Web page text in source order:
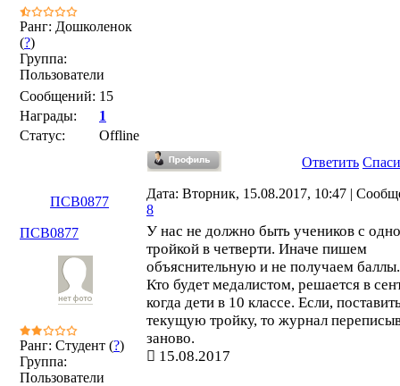
Ранг: Дошколенок
(?)
Группа:
Пользователи
Сообщений: 15
Награды:
1
Статус:
Offline
Ответить
ПСВ0877
Дата: Вторник, 15.08.2017, 10:47 |
8
ПСВ0877
Ранг: Студент (?)
Группа:
Пользователи
У нас не должно быть учеников с
тройкой в четверти. Иначе пишем
объяснительную и не получаем баллы.
Кто будет медалистом, решается в
когда дети в 10 классе. Если,
текущую тройку, то журнал
заново.
15.08.2017